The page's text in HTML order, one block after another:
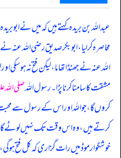
عبداللہ بن بریدہ کہتے ہیں کہ میں نے
محاصرہ کر لیا، ابوبکر صدیق رضی اللہ
اللہ عنہ نے جھنڈا تھاما، لیکن فتح نہ ہو
مشقت کا سامنا کرنا پڑا۔ رسول اللہصلی اللہ
کروں گا، جو اللہ اور اس کے رسول سے
کرتے ہیں، وہ اس وقت تک نہیں لوٹے
خوشگوار موڈ میں رات گزاری کہ کل فتح ہو